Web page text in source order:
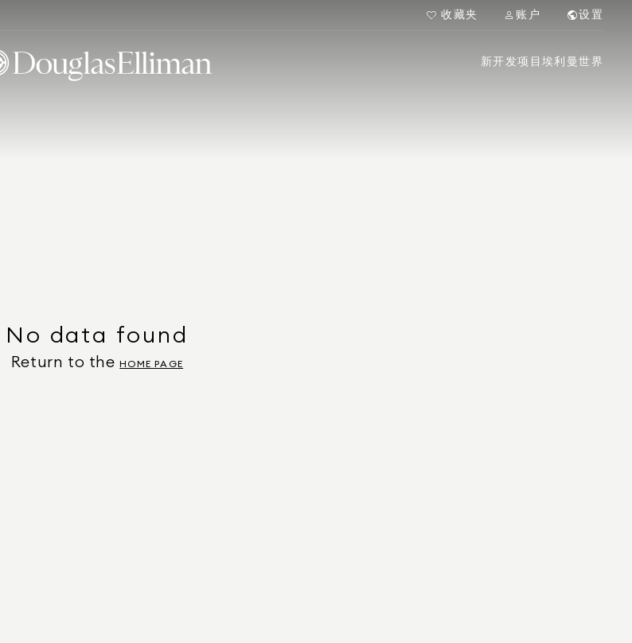
收藏夹 账户 设置
新开发项目 埃利曼世界
No data found
Return to the HOME PAGE